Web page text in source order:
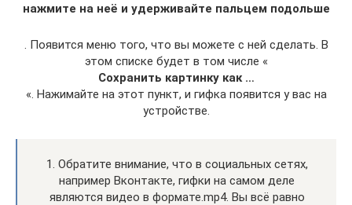
нажмите на неё и удерживайте пальцем подольше
. Появится меню того, что вы можете с ней сделать. В
этом списке будет в том числе «
Сохранить картинку как …
«. Нажимайте на этот пункт, и гифка появится у вас на
устройстве.
1. Обратите внимание, что в социальных сетях,
например Вконтакте, гифки на самом деле
являются видео в формате.mp4. Вы всё равно